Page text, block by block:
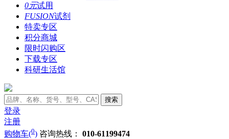
0元试用
FUSION试剂
特卖专区
积分商城
限时闪购区
下载专区
科研生活馆
搜索
登录
注册
购物车(0) 咨询热线： 010-61199474